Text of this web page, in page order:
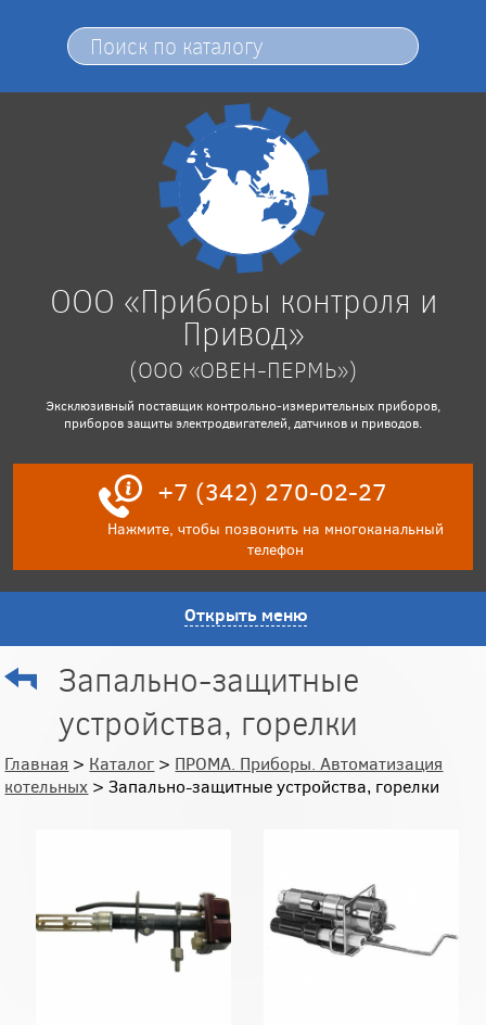
ООО «Приборы контроля и
Привод»
(ООО «ОВЕН-ПЕРМЬ»)
Эксклюзивный поставщик контрольно-измерительных приборов,
приборов защиты электродвигателей, датчиков и приводов.
+7 (342) 270-02-27
Нажмите, чтобы позвонить на многоканальный
телефон
Открыть меню
Запально-защитные
устройства, горелки
Главная > Каталог > ПРОМА. Приборы. Автоматизация
котельных > Запально-защитные устройства, горелки